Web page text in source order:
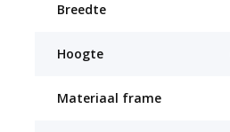
Breedte
Hoogte
Materiaal frame